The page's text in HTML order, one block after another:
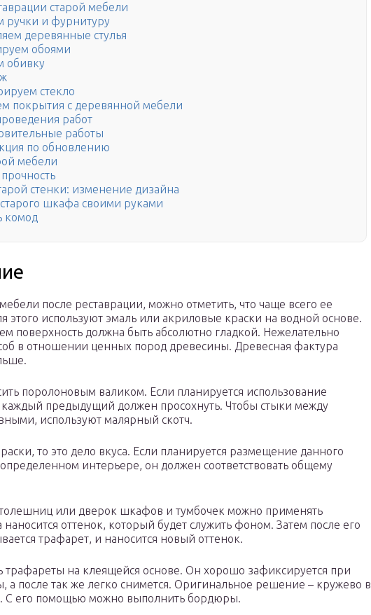
старой мебели
ручки и фурнитуру
деревянные стулья
обоями
обивку
стекло
покрытия с деревянной мебели
работ
работы
по обновлению
мебели
стенки: изменение дизайна
шкафа своими руками
комод
после реставрации, можно отметить, что чаще всего ее
этого используют эмаль или акриловые краски на водной основе.
поверхность должна быть абсолютно гладкой. Нежелательно
в отношении ценных пород древесины. Древесная фактура
поролоновым валиком. Если планируется использование
каждый предыдущий должен просохнуть. Чтобы стыки между
используют малярный скотч.
то это дело вкуса. Если планируется размещение данного
интерьере, он должен соответствовать общему
или дверок шкафов и тумбочек можно применять
оттенок, который будет служить фоном. Затем после его
трафарет, и наносится новый оттенок.
трафареты на клеящейся основе. Он хорошо зафиксируется при
а после так же легко снимется. Оригинальное решение – кружево в
С его помощью можно выполнить бордюры.